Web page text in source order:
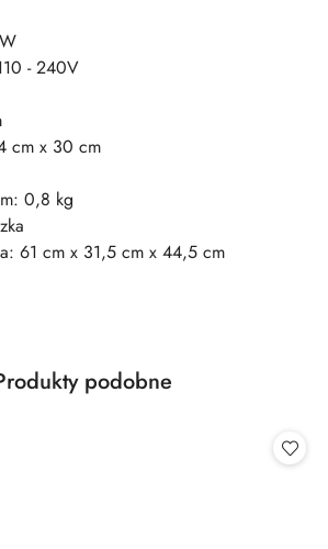
- 240V
cm x 30 cm
0,8 kg
61 cm x 31,5 cm x 44,5 cm
produktówpodobne